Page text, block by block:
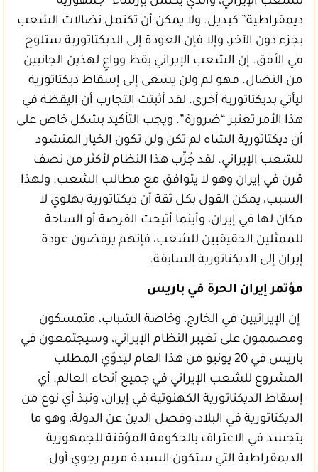
ديمقراطية” كبديل. ولا يمكن أن تكتمل نضالات الشعب
بجزء دون الآخر، وإلا فإن العودة إلى الديكتاتورية ستلوح
في الأفق. إن الشعب الإيراني يقظ وواعٍ لهذين الجانبين
من النضال. فهو لم ولن يسعى إلى إسقاط ديكتاتورية
ليأتي بديكتاتورية أخرى. لقد أثبتت التجارب أن اليقظة في
هذا الأمر تعتبر “ضرورة”. ويجب التأكيد بشكل خاص على
أن ديكتاتورية الشاه لم تكن ولن تكون الخيار المنشود
للشعب الإيراني. لقد جُرِّب هذا النظام لأكثر من نصف
قرن في إيران وهو لا يتوافق مع مطالب الشعب. ولهذا
السبب، يمكن القول بكل ثقة أن ديكتاتورية بهلوي لا
مكان لها في إيران، وأينما أتيحت الفرصة أو الساحة
للممثلين الحقيقيين للشعب، فإنهم يرفضون عودة
إيران إلى الديكتاتورية السابقة.
مؤتمر إيران الحرة في باريس
إن الإيرانيين في الخارج، وخاصة الشباب، متمسكون
ومصممون على تغيير النظام الإيراني، وسيجتمعون في
باريس في 20 يونيو من هذا العام ليدوّي المطلب
المشروع للشعب الإيراني في جميع أنحاء العالم. أي
إسقاط الديكتاتورية الكهنوتية في إيران، ونبذ أي نوع من
الديكتاتورية في البلاد، وفصل الدين عن الدولة، وهو ما
يتجسد في الاعتراف بالحكومة المؤقتة للجمهورية
الديمقراطية التي ستكون السيدة مريم رجوي أول